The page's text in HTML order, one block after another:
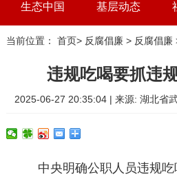
生态中国 基层动态
党建 文选 三农 艺
当前位置： 首页> 反腐倡廉> 反腐倡廉
违规吃喝要抓违
2025-06-27 20:35:04 | 来源: 湖北省
中央明确公职人员违规吃